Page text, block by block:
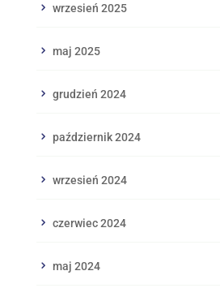
wrzesień 2025
maj 2025
grudzień 2024
październik 2024
wrzesień 2024
czerwiec 2024
maj 2024